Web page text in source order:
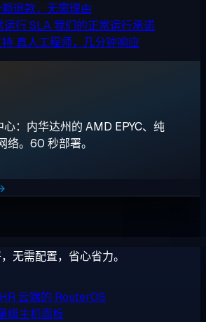
退款，无需理由
运行 SLA我们的正常运行承诺
真人工程师，几分钟响应
：内华达州的 AMD EPYC、纯
。60 秒部署。
无需配置，省心省力。
云端的 RouterOS
级主机面板